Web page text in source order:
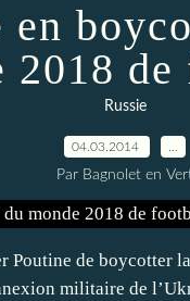
2018
Russie
04.03.2014
Par Bagnolet en
Poutine de boycotter
militaire de